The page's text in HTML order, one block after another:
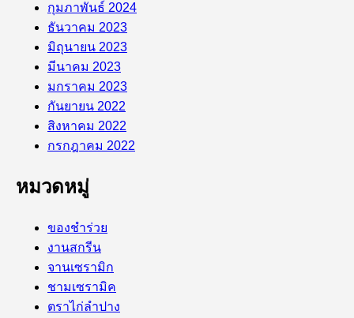
กุมภาพันธ์ 2024
ธันวาคม 2023
มิถุนายน 2023
มีนาคม 2023
มกราคม 2023
กันยายน 2022
สิงหาคม 2022
กรกฎาคม 2022
หมวดหมู่
ของชำร่วย
งานสกรีน
จานเซรามิก
ชามเซรามิค
ตราไก่ลำปาง